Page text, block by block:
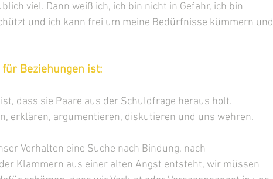
viel. Dann weiß ich, ich bin nicht in Gefahr, ich bin
und ich kann frei um meine Bedürfnisse kümmern und
Beziehungen ist:
dass sie Paare aus der Schuldfrage heraus holt.
erklären, argumentieren, diskutieren und uns wehren.
Verhalten eine Suche nach Bindung, nach
Klammern aus einer alten Angst entsteht, wir müssen